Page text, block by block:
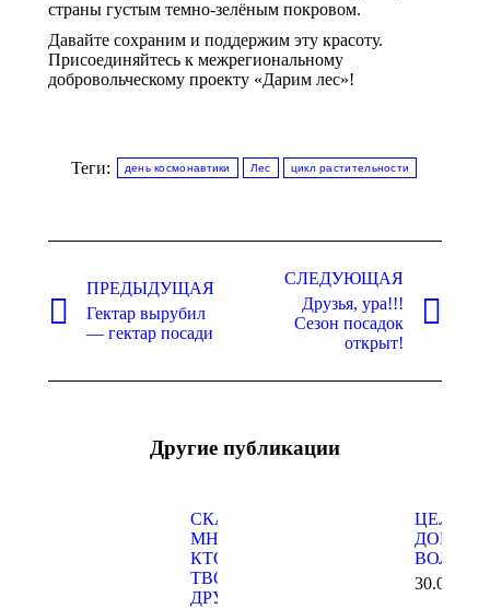
страны густым темно-зелёным покровом.
Давайте сохраним и поддержим эту красоту.
Присоединяйтесь к межрегиональному
добровольческому проекту «Дарим лес»!
Теги: день космонавтики Лес цикл растительности
записям
ПРЕДЫДУЩАЯ
Предыдущая
запись:
Гектар вырубил
— гектар посади
СЛЕДУЮЩАЯ
Следующая
Друзья, ура!!!
Сезон посадок
открыт!
Другие публикации
СКАЖИ
МНЕ,
КТО
ТВОЙ
ДРУГ
ЦЕЛЫЙ
ДОБРЫХ